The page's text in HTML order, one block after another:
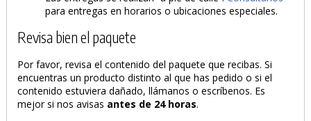
para entregas en horarios o ubicaciones especiales.
Revisa bien el paquete
Por favor, revisa el contenido del paquete que recibas. Si
encuentras un producto distinto al que has pedido o si el
contenido estuviera dañado, llámanos o escríbenos. Es
mejor si nos avisas antes de 24 horas.